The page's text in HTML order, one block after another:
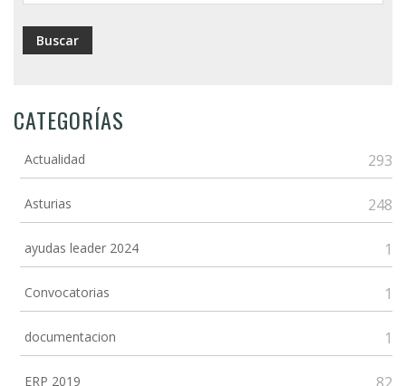
CATEGORÍAS
Actualidad 293
Asturias 248
ayudas leader 2024 1
Convocatorias 1
documentacion 1
ERP 2019